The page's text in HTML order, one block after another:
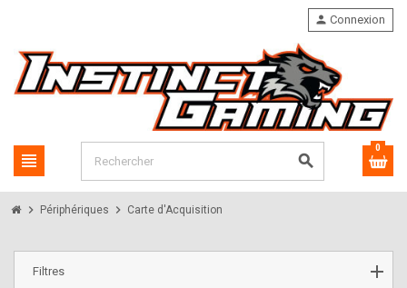
view_headline search
person Connexion
0
chevron_right Périphériques chevron_right Carte d'Acquisition
Filtres